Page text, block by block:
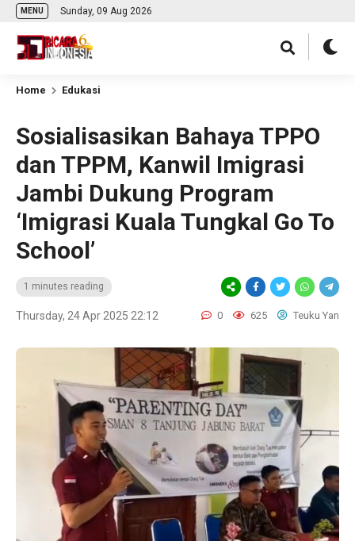
MENU Sunday, 09 Aug 2026
Home Edukasi
Sosialisasikan Bahaya TPPO
dan TPPM, Kanwil Imigrasi
Jambi Dukung Program
‘Imigrasi Kuala Tungkal Go To
School’
1 minutes reading
Thursday, 24 Apr 2025 22:12 0 625 Teuku Yan